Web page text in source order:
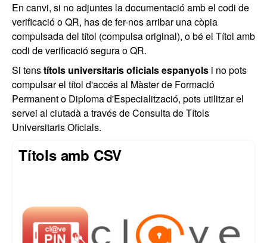
En canvi, si no adjuntes la documentació amb el codi de
verificació o QR, has de fer-nos arribar una còpia
compulsada del títol (compulsa original), o bé el Títol amb
codi de verificació segura o QR.
Si tenstítols universitaris oficials espanyols i no pots
compulsar el títol d'accés al Màster de Formació
Permanent o Diploma d'Especialització, pots utilitzar el
servei al ciutadà a través de Consulta de Títols
Universitaris Oficials.
Títols amb CSV